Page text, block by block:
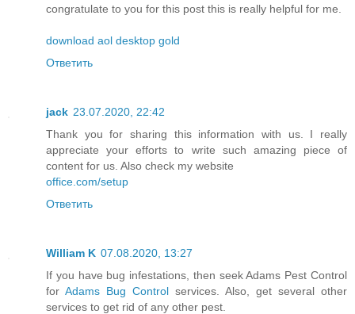
congratulate to you for this post this is really helpful for me.
download aol desktop gold
Ответить
jack 23.07.2020, 22:42
Thank you for sharing this information with us. I really
appreciate your efforts to write such amazing piece of
content for us. Also check my website
office.com/setup
Ответить
William K 07.08.2020, 13:27
If you have bug infestations, then seek Adams Pest Control
for Adams Bug Control services. Also, get several other
services to get rid of any other pest.